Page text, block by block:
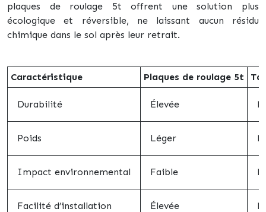
plaques de roulage 5t offrent une solution plus
écologique et réversible, ne laissant aucun résidu
chimique dans le sol après leur retrait.
Caractéristique Plaques de roulage 5t
Durabilité Élevée
Poids Léger
Impact environnemental Faible
Facilité d’installation Élevée